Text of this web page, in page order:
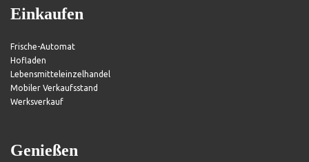
Einkaufen
Frische-Automat
Hofladen
Lebensmitteleinzelhandel
Mobiler Verkaufsstand
Werksverkauf
Genießen